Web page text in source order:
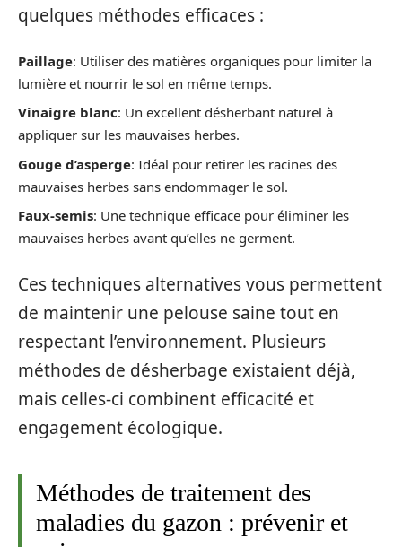
quelques méthodes efficaces :
Paillage: Utiliser des matières organiques pour limiter la
lumière et nourrir le sol en même temps.
Vinaigre blanc: Un excellent désherbant naturel à
appliquer sur les mauvaises herbes.
Gouge d’asperge: Idéal pour retirer les racines des
mauvaises herbes sans endommager le sol.
Faux-semis: Une technique efficace pour éliminer les
mauvaises herbes avant qu’elles ne germent.
Ces techniques alternatives vous permettent
de maintenir une pelouse saine tout en
respectant l’environnement. Plusieurs
méthodes de désherbage existaient déjà,
mais celles-ci combinent efficacité et
engagement écologique.
Méthodes de traitement des
maladies du gazon : prévenir et